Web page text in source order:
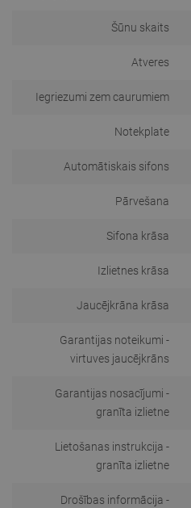
Šūnu skaits
Atveres
Iegriezumi zem caurumiem
Notekplate
Automātiskais sifons
Pārvešana
Sifona krāsa
Izlietnes krāsa
Jaucējkrāna krāsa
Garantijas noteikumi -
virtuves jaucējkrāns
Garantijas nosacījumi -
granīta izlietne
Lietošanas instrukcija -
granīta izlietne
Drošības informācija -